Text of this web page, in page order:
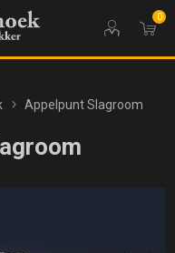
0
Appelpunt Slagroom